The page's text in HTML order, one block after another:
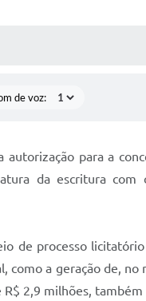
de voz:
para a
da escritura com
de processo
como a geração de,
2,9 milhões, também